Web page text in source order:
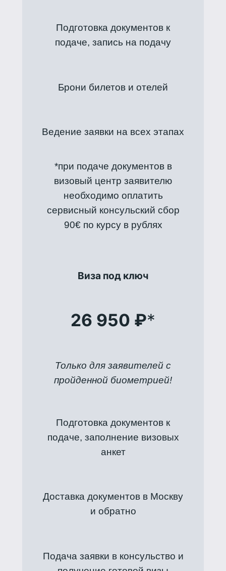
Подготовка документов к
подаче, запись на подачу
Брони билетов и отелей
Ведение заявки на всех этапах
*при подаче документов в
визовый центр заявителю
необходимо оплатить
сервисный консульский сбор
90€ по курсу в рублях
Виза под ключ
26 950 ₽*
Только для заявителей с
пройденной биометрией!
Подготовка документов к
подаче, заполнение визовых
анкет
Доставка документов в Москву
и обратно
Подача заявки в консульство и